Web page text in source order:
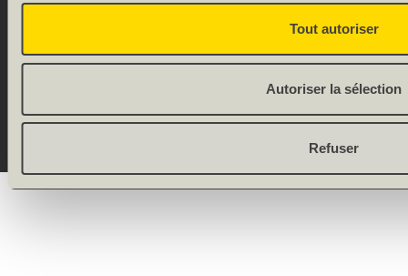
Tout autoriser
Autoriser la sélection
Refuser
Onlineshop by